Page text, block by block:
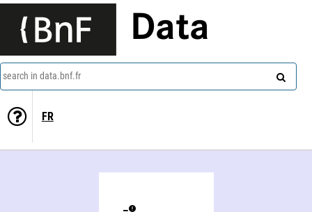
Data
search in data.bnf.fr
FR